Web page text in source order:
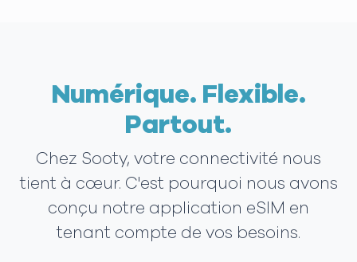
Numérique. Flexible.
Partout.
Chez Sooty, votre connectivité nous
tient à cœur. C'est pourquoi nous avons
conçu notre application eSIM en
tenant compte de vos besoins.